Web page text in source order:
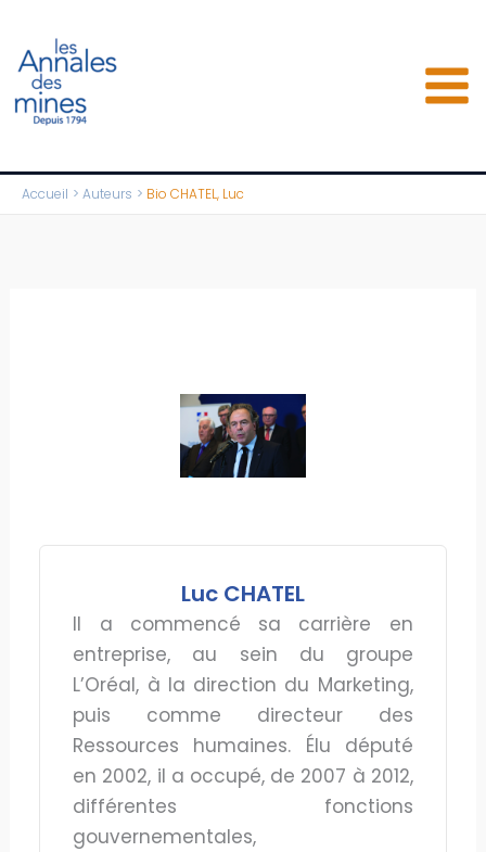
contenu
Accueil Auteurs Bio CHATEL, Luc
Luc CHATEL
Il a commencé sa carrière en
entreprise, au sein du groupe
L’Oréal, à la direction du Marketing,
puis comme directeur des
Ressources humaines. Élu député
en 2002, il a occupé, de 2007 à 2012,
différentes fonctions
gouvernementales,